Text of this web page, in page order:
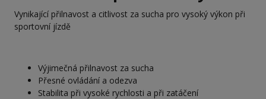
Vynikající přilnavost a citlivost za sucha pro vysoký výkon při
sportovní jízdě
Výjimečná přilnavost za sucha
Přesné ovládání a odezva
Stabilita při vysoké rychlosti a při zatáčení